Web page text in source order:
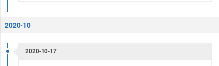
2020-10
2020-10-17